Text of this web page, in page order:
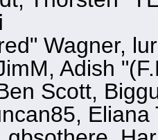
Wagner,
Adish
Scott,